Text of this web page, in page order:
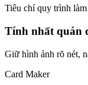
Tiêu chí quy trình
Tính nhất quán
Giữ hình ảnh rõ nét,
Card Maker